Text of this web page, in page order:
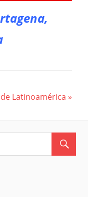
Latinoamérica